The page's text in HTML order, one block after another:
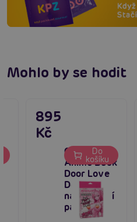
Mohlo by se hodit
CalExotics
Anime Back
Door Love
Doll Mimi,
nafukovací
panna
895
Kč
Do
košíku